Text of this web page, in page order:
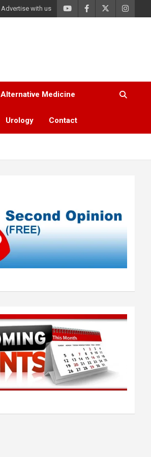
Advertise with us
Alternative Medicine
Urology Contact